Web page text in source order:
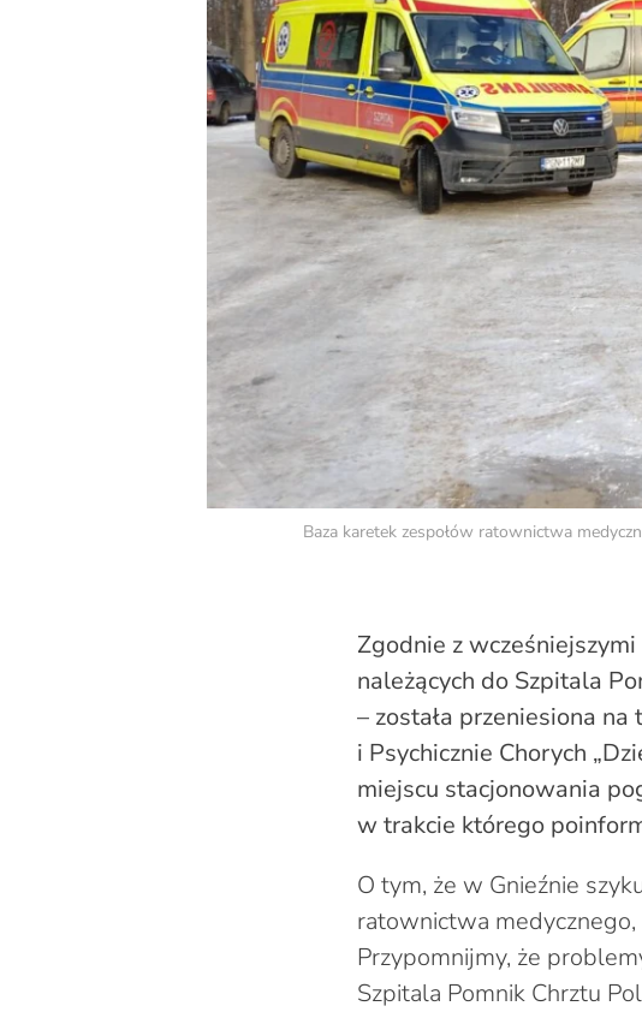
Baza karetek zespołów ratownictwa
Zgodnie z
należących do Szpitala
– została przeniesiona
i Psychicznie Chorych
miejscu stacjonowania
w trakcie którego
O tym, że w Gnieźnie
ratownictwa
Przypomnijmy, że
Szpitala Pomnik Chrztu